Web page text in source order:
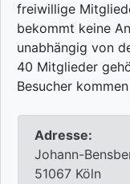
freiwillige
bekommt keine
unabhängig von
40 Mitglieder
Besucher
Adresse:
Johann-
51067 Köln